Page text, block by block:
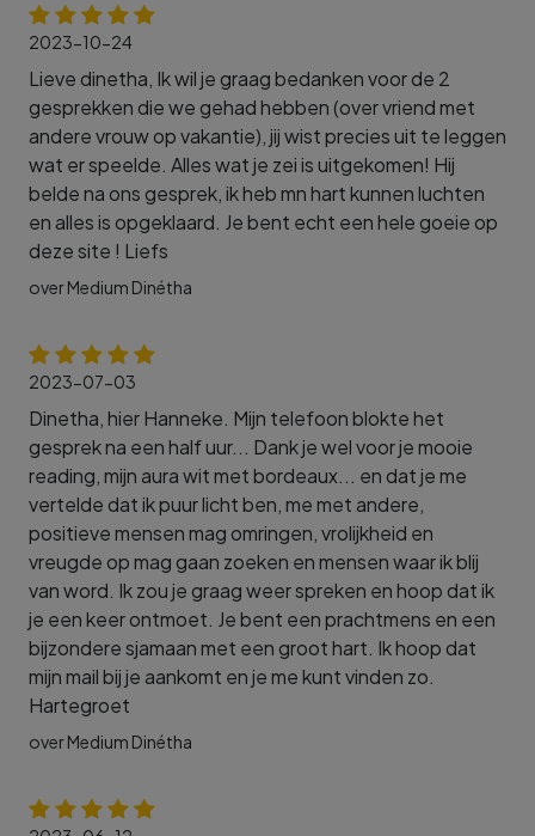
2023-10-24
Lieve dinetha, Ik wil je graag bedanken voor de 2
gesprekken die we gehad hebben (over vriend met
andere vrouw op vakantie), jij wist precies uit te leggen
wat er speelde. Alles wat je zei is uitgekomen! Hij
belde na ons gesprek, ik heb mn hart kunnen luchten
en alles is opgeklaard. Je bent echt een hele goeie op
deze site ! Liefs
over Medium Dinétha
2023-07-03
Dinetha, hier Hanneke. Mijn telefoon blokte het
gesprek na een half uur... Dank je wel voor je mooie
reading, mijn aura wit met bordeaux... en dat je me
vertelde dat ik puur licht ben, me met andere,
positieve mensen mag omringen, vrolijkheid en
vreugde op mag gaan zoeken en mensen waar ik blij
van word. Ik zou je graag weer spreken en hoop dat ik
je een keer ontmoet. Je bent een prachtmens en een
bijzondere sjamaan met een groot hart. Ik hoop dat
mijn mail bij je aankomt en je me kunt vinden zo.
Hartegroet
over Medium Dinétha